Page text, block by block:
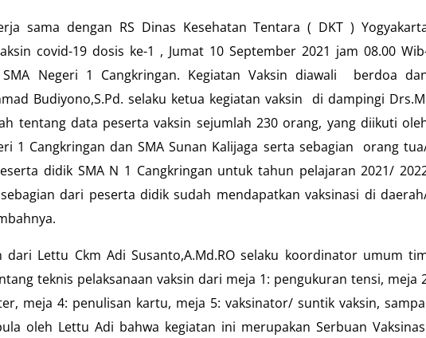
sama dengan RS Dinas Kesehatan Tentara ( DKT )
covid-19 dosis ke-1 , Jumat 10 September 2021 jam 08.00
Negeri 1 Cangkringan. Kegiatan Vaksin diawali berdoa
Budiyono,S.Pd. selaku ketua kegiatan vaksin di dampingi Drs.M
tentang data peserta vaksin sejumlah 230 orang, yang diikuti
1 Cangkringan dan SMA Sunan Kalijaga serta sebagian orang
didik SMA N 1 Cangkringan untuk tahun pelajaran 2021/
dari peserta didik sudah mendapatkan vaksinasi di
dari Lettu Ckm Adi Susanto,A.Md.RO selaku koordinator umum
teknis pelaksanaan vaksin dari meja 1: pengukuran tensi, meja
meja 4: penulisan kartu, meja 5: vaksinator/ suntik vaksin,
oleh Lettu Adi bahwa kegiatan ini merupakan Serbuan